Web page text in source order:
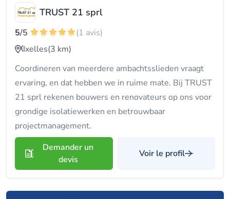
TRUST 21 sprl
5/5
(1 avis)
Ixelles(3 km)
Coordineren van meerdere ambachtsslieden vraagt
ervaring, en dat hebben we in ruime mate. Bij TRUST
21 sprl rekenen bouwers en renovateurs op ons voor
grondige isolatiewerken en betrouwbaar
projectmanagement.
Demander un
devis
Voir le profil